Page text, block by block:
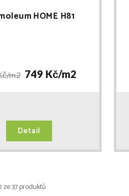
HOME H81
m2 749 Kč/m2
Detail
ze 37 produktů